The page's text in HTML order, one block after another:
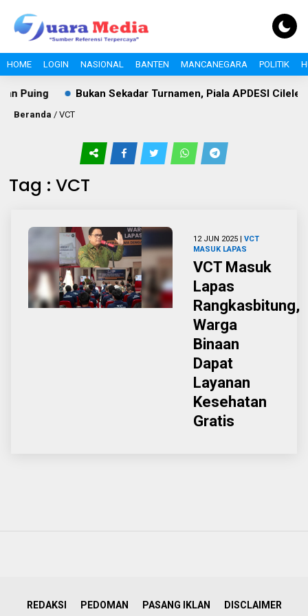
HOME LOGIN NASIONAL BANTEN MANCANEGARA POLITIK
Puing Bukan Sekadar Turnamen, Piala APDESI Cileles
Beranda / VCT
Tag : VCT
12 JUN 2025 | VCT
MASUK LAPAS
VCT Masuk
Lapas
Rangkasbitung,
Warga
Binaan
Dapat
Layanan
Kesehatan
Gratis
REDAKSI PEDOMAN PASANG IKLAN DISCLAIMER